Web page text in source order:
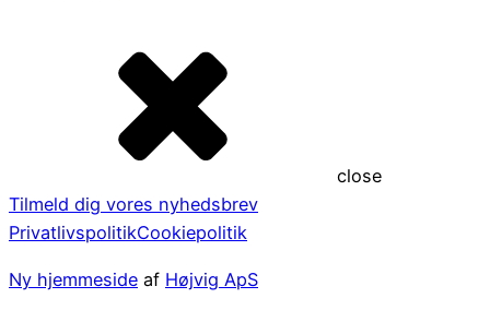
close
Tilmeld dig vores nyhedsbrev
PrivatlivspolitikCookiepolitik
Ny hjemmeside af Højvig ApS